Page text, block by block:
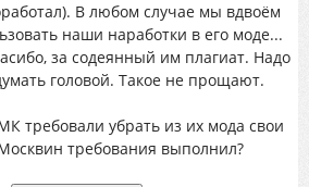
В любом случае мы вдвоём
наши наработки в его моде...
за содеянный им плагиат. Надо
головой. Такое не прощают.
требовали убрать из их мода свои
требования выполнил?